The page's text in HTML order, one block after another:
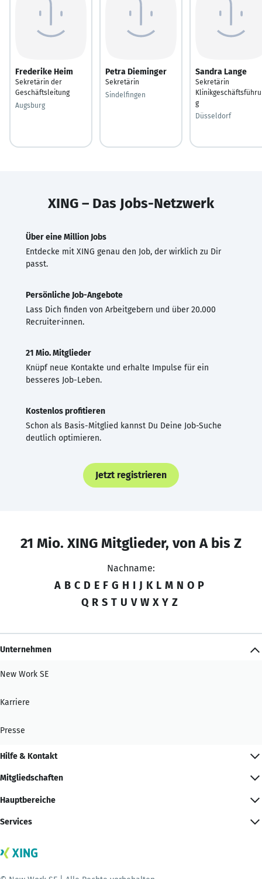
Frederike Heim
Sekretärin der
Geschäftsleitung
Augsburg
Petra Dieminger
Sekretärin
Sindelfingen
Sandra Lange
Sekretärin
g
Düsseldorf
XING – Das Jobs-Netzwerk
Über eine Million Jobs
Entdecke mit XING genau den Job, der wirklich zu Dir
passt.
Persönliche Job-Angebote
Lass Dich finden von Arbeitgebern und über 20.000
Recruiter·innen.
21 Mio. Mitglieder
Knüpf neue Kontakte und erhalte Impulse für ein
besseres Job-Leben.
Kostenlos profitieren
Schon als Basis-Mitglied kannst Du Deine Job-Suche
deutlich optimieren.
Jetzt registrieren
21 Mio. XING Mitglieder, von A bis Z
Nachname:
A B C D E F G H I J K L M N O P
Q R S T U V W X Y Z
Unternehmen
New Work SE
Karriere
Presse
Hilfe & Kontakt
Mitgliedschaften
Hauptbereiche
Services